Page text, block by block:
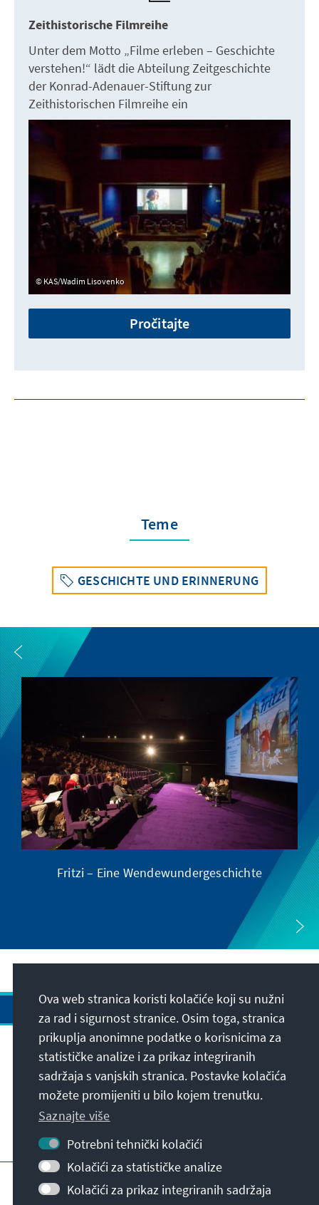
Zeithistorische Filmreihe
Unter dem Motto „Filme erleben – Geschichte
verstehen!“ lädt die Abteilung Zeitgeschichte
der Konrad-Adenauer-Stiftung zur
Zeithistorischen Filmreihe ein
KAS/Wadim Lisovenko
Pročitajte
Teme
GESCHICHTE UND ERINNERUNG
Fritzi – Eine Wendewundergeschichte
Adresa
Kontakt
Posjetite također
Početna stranica KAS-a
Zaštita podataka
Uvjeti korištenja
Ova web stranica koristi kolačiće koji su nužni
za rad i sigurnost stranice. Osim toga, stranica
prikuplja anonimne podatke o korisnicima za
statističke analize i za prikaz integriranih
sadržaja s vanjskih stranica. Postavke kolačića
možete promijeniti u bilo kojem trenutku.
Saznajte više
Potrebni tehnički kolačići
Kolačići za statističke analize
Kolačići za prikaz integriranih sadržaja